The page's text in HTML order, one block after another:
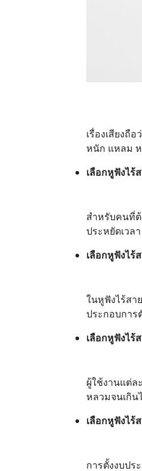
เรื่องเสียงถื
หนัก แหลม ห
เลือกหูฟังไร้
สำหรับคนที่ต้
ประหยัดเวล
เลือกหูฟังไร้
ในหูฟังไร้สา
ประกอบการ
เลือกหูฟังไร้
ผู้ใช้งานแต่ล
หลวมจนเกิน
เลือกหูฟังไร้
การตั้งงบปร